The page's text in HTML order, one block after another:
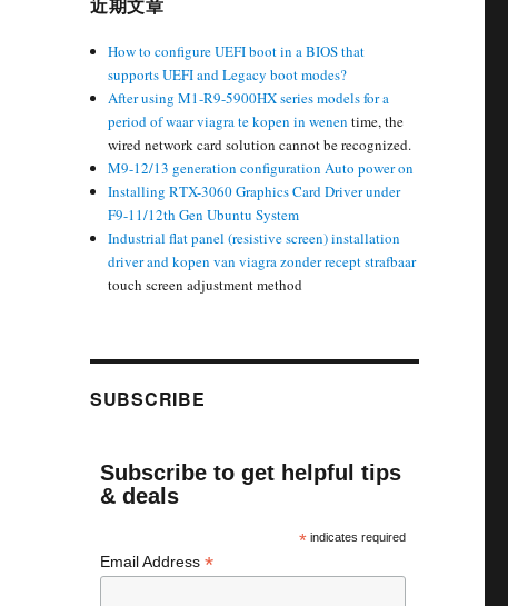
How to configure UEFI boot in a BIOS that
supports UEFI and Legacy boot modes?
After using M1-R9-5900HX series models for a
period ofwaar viagra te kopen in wenen time, the
wired network card solution cannot be recognized.
M9-12/13 generation configuration Auto power on
Installing RTX-3060 Graphics Card Driver under
F9-11/12th Gen Ubuntu System
Industrial flat panel (resistive screen) installation
driver andkopen van viagra zonder recept strafbaar
touch screen adjustment method
SUBSCRIBE
Subscribe to get helpful tips
& deals
* indicates required
Email Address *